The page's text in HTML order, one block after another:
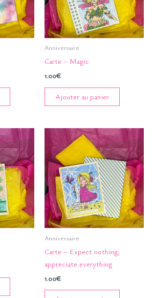
Anniversaire
Carte – Magic
1.00€
Ajouter au panier
Anniversaire
Carte – Expect nothing,
appreciate everything
1.00€